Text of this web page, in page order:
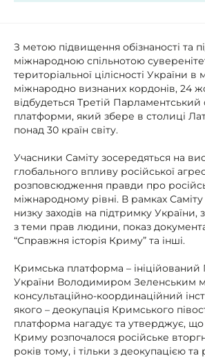
З метою підвищення обізнаності та
міжнародною спільнотою
територіальної цілісності України в
міжнародно визнаних кордонів, 24
відбудеться Третій Парламентський
платформи, який збере в столиці
понад 30 країн світу.
Учасники Саміту зосередяться на
глобального впливу російської
розповсюдження правди про
міжнародному рівні. В рамках
низку заходів на підтримку України,
з теми прав людини, показ
“Справжня історія Криму” та інші.
Кримська платформа –
України Володимиром Зеленським
консультаційно-координаційний
якого – деокупація Кримського
платформа нагадує та утверджує, що
Криму розпочалося російське
років тому, і тільки з деокупацією та